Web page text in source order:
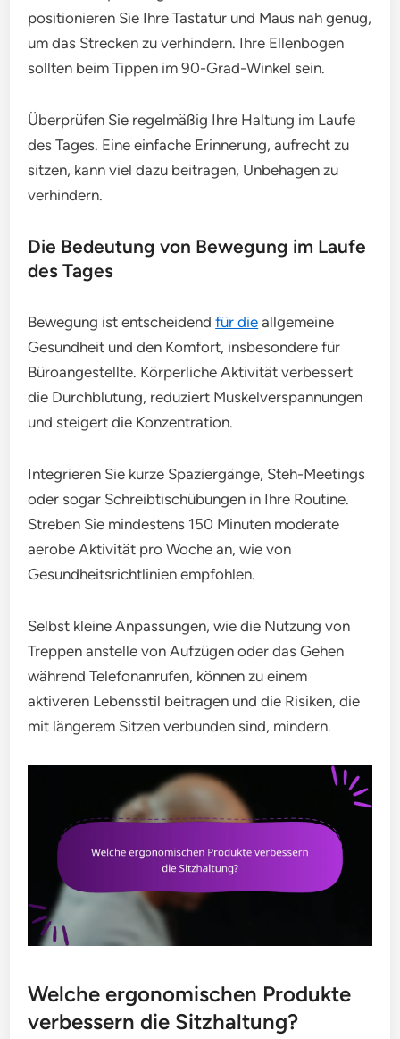
positionieren Sie Ihre Tastatur und Maus nah genug,
um das Strecken zu verhindern. Ihre Ellenbogen
sollten beim Tippen im 90-Grad-Winkel sein.
Überprüfen Sie regelmäßig Ihre Haltung im Laufe
des Tages. Eine einfache Erinnerung, aufrecht zu
sitzen, kann viel dazu beitragen, Unbehagen zu
verhindern.
Die Bedeutung von Bewegung im Laufe
des Tages
Bewegung ist entscheidendfür die allgemeine
Gesundheit und den Komfort, insbesondere für
Büroangestellte. Körperliche Aktivität verbessert
die Durchblutung, reduziert Muskelverspannungen
und steigert die Konzentration.
Integrieren Sie kurze Spaziergänge, Steh-Meetings
oder sogar Schreibtischübungen in Ihre Routine.
Streben Sie mindestens 150 Minuten moderate
aerobe Aktivität pro Woche an, wie von
Gesundheitsrichtlinien empfohlen.
Selbst kleine Anpassungen, wie die Nutzung von
Treppen anstelle von Aufzügen oder das Gehen
während Telefonanrufen, können zu einem
aktiveren Lebensstil beitragen und die Risiken, die
mit längerem Sitzen verbunden sind, mindern.
Welche ergonomischen Produkte
verbessern die Sitzhaltung?